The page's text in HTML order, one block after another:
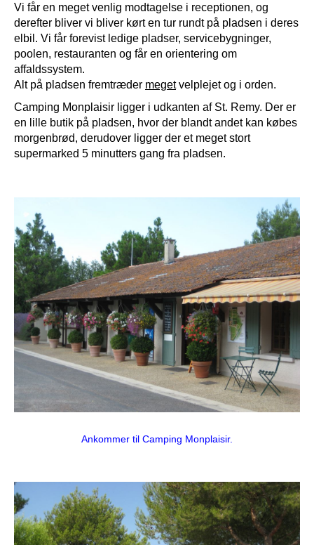
Vi får en meget venlig modtagelse i receptionen, og
derefter bliver vi bliver kørt en tur rundt på pladsen i deres
elbil. Vi får forevist ledige pladser, servicebygninger,
poolen, restauranten og får en orientering om
affaldssystem.
Alt på pladsen fremtræder megetvelplejet og i orden.
Camping Monplaisir ligger i udkanten af St. Remy. Der er
en lille butik på pladsen, hvor der blandt andet kan købes
morgenbrød, derudover ligger der et meget stort
supermarked 5 minutters gang fra pladsen.
Ankommer til Camping Monplaisir.